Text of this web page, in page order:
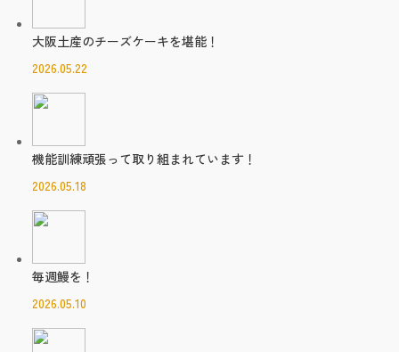
大阪土産のチーズケーキを堪能！
2026.05.22
機能訓練頑張って取り組まれています！
2026.05.18
毎週鰻を！
2026.05.10